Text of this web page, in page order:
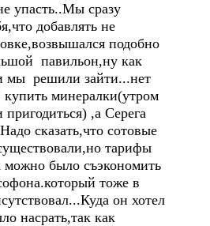
упасть..Мы сразу
добавлять не
подобно
павильон,ну как
мы решили зайти...нет
минералки(утром
пригодиться) ,а Серега
сказать,что сотовые
тарифы
можно было съэкономить
тоже в
он хотел
насрать,так как